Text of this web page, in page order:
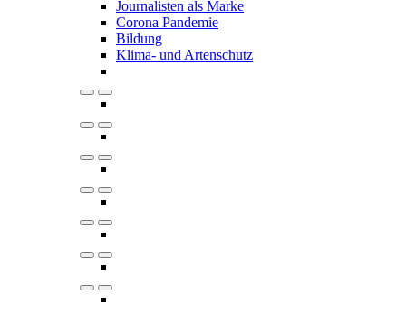
Journalisten als Marke
Corona Pandemie
Bildung
Klima- und Artenschutz